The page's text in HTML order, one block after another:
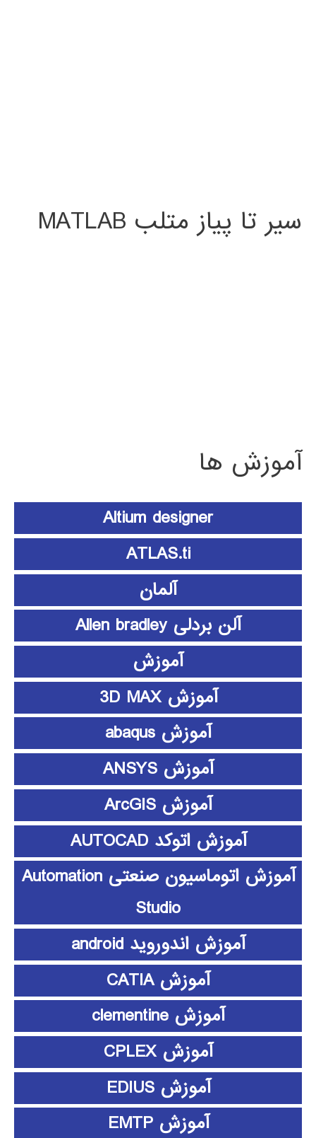
سیر تا پیاز متلب MATLAB
آموزش ها
Altium designer
ATLAS.ti
آلمان
آلن بردلی Allen bradley
آموزش
آموزش 3D MAX
آموزش abaqus
آموزش ANSYS
آموزش ArcGIS
آموزش اتوکد AUTOCAD
آموزش اتوماسیون صنعتی Automation
Studio
آموزش اندوروید android
آموزش CATIA
آموزش clementine
آموزش CPLEX
آموزش EDIUS
آموزش EMTP